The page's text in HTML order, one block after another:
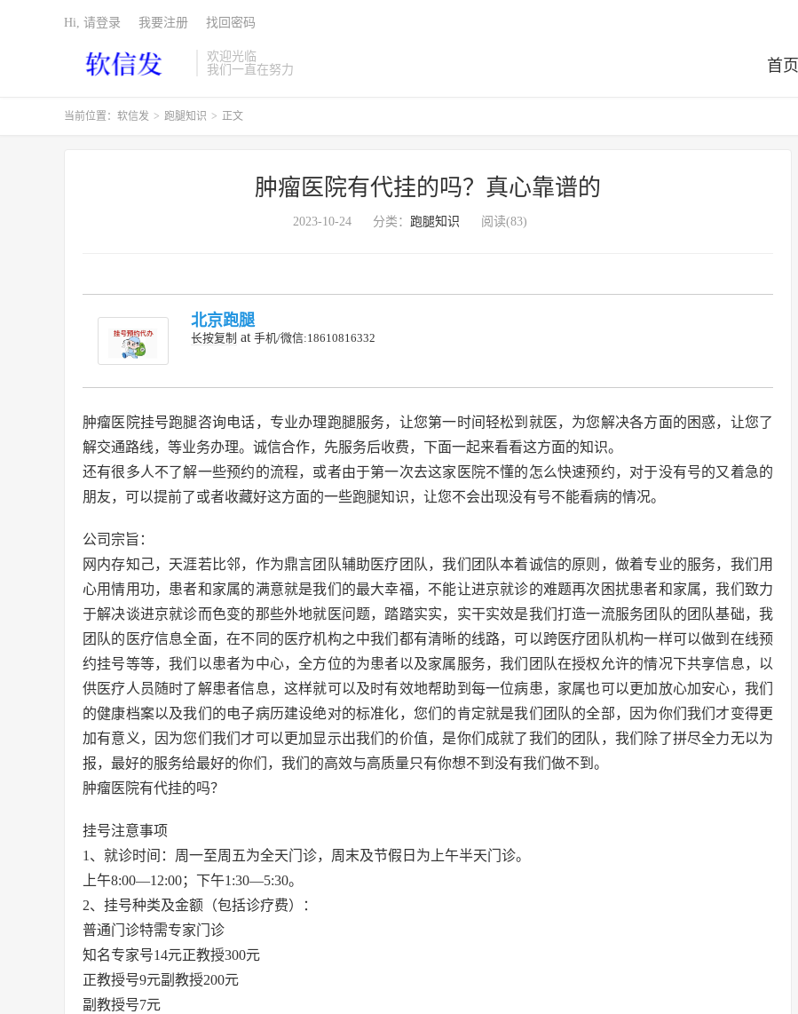
欢迎光临
我们一直在努力
首页
Hi, 请登录 我要注册 找回密码
当前位置： 软信发 > 跑腿知识 > 正文
肿瘤医院有代挂的吗？真心靠谱的
2023-10-24 分类： 跑腿知识 阅读(83)
北京跑腿
长按复制 at 手机/微信:18610816332
肿瘤医院挂号跑腿咨询电话，专业办理跑腿服务，让您第一时间轻松到就医，为您解决各方面的困惑，让您了
解交通路线，等业务办理。诚信合作，先服务后收费，下面一起来看看这方面的知识。
还有很多人不了解一些预约的流程，或者由于第一次去这家医院不懂的怎么快速预约，对于没有号的又着急的
朋友，可以提前了或者收藏好这方面的一些跑腿知识，让您不会出现没有号不能看病的情况。
公司宗旨：
网内存知己，天涯若比邻，作为鼎言团队辅助医疗团队，我们团队本着诚信的原则，做着专业的服务，我们用
心用情用功，患者和家属的满意就是我们的最大幸福，不能让进京就诊的难题再次困扰患者和家属，我们致力
于解决谈进京就诊而色变的那些外地就医问题，踏踏实实，实干实效是我们打造一流服务团队的团队基础，我
团队的医疗信息全面，在不同的医疗机构之中我们都有清晰的线路，可以跨医疗团队机构一样可以做到在线预
约挂号等等，我们以患者为中心，全方位的为患者以及家属服务，我们团队在授权允许的情况下共享信息，以
供医疗人员随时了解患者信息，这样就可以及时有效地帮助到每一位病患，家属也可以更加放心加安心，我们
的健康档案以及我们的电子病历建设绝对的标准化，您们的肯定就是我们团队的全部，因为你们我们才变得更
加有意义，因为您们我们才可以更加显示出我们的价值，是你们成就了我们的团队，我们除了拼尽全力无以为
报，最好的服务给最好的你们，我们的高效与高质量只有你想不到没有我们做不到。
肿瘤医院有代挂的吗？
挂号注意事项
1、就诊时间：周一至周五为全天门诊，周末及节假日为上午半天门诊。
上午8:00—12:00；下午1:30—5:30。
2、挂号种类及金额（包括诊疗费）：
普通门诊特需专家门诊
知名专家号14元正教授300元
正教授号9元副教授200元
副教授号7元